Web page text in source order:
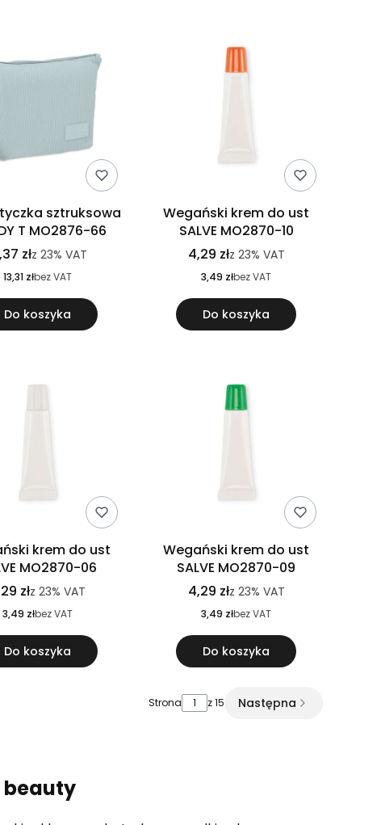
sztruksowa
T MO2876-66
złz23% VAT
13,31 złbez VAT
Do koszyka
Wegański krem do ust
SALVE MO2870-10
4,29 złz 23% VAT
3,49 złbez VAT
Do koszyka
krem do ust
MO2870-06
złz23% VAT
3,49 złbez VAT
Do koszyka
Wegański krem do ust
SALVE MO2870-09
4,29 złz 23% VAT
3,49 złbez VAT
Do koszyka
Strona z 15 Następna
beauty